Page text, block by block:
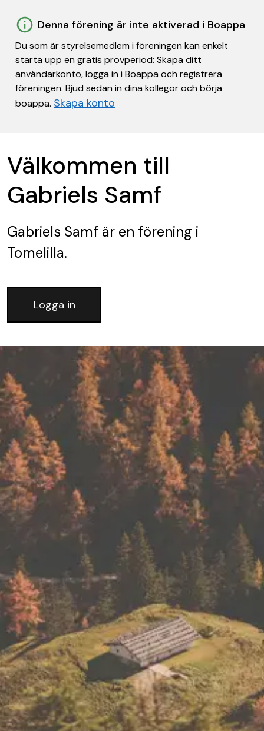
Denna förening är inte aktiverad i Boappa
Du som är styrelsemedlem i föreningen kan enkelt
starta upp en gratis provperiod: Skapa ditt
användarkonto, logga in i Boappa och registrera
föreningen. Bjud sedan in dina kollegor och börja
boappa. Skapa konto
Välkommen till
Gabriels Samf
Gabriels Samf är en förening i
Tomelilla.
Logga in